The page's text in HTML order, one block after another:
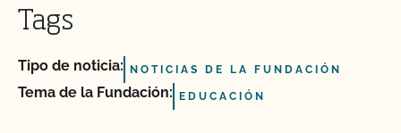
Tags
Tipo de noticia: NOTICIAS DE LA FUNDACIÓN
Tema de la Fundación: EDUCACIÓN